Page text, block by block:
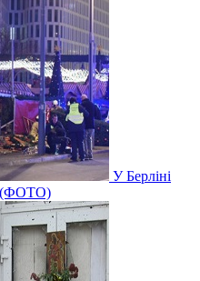
У Берліні
(ФОТО)